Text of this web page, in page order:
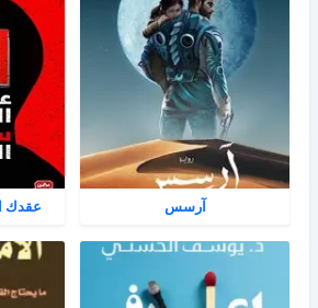
آرسس عقدك